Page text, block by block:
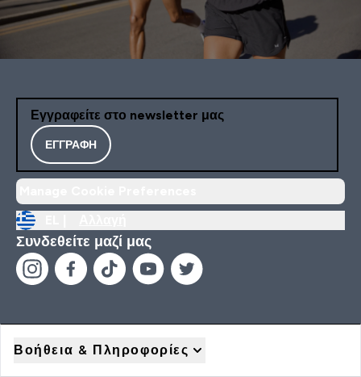
Εγγραφείτε στο newsletter μας
ΕΓΓΡΑΦΉ
Συνδεθείτε μαζί μας
Βοήθεια & Πληροφορίες